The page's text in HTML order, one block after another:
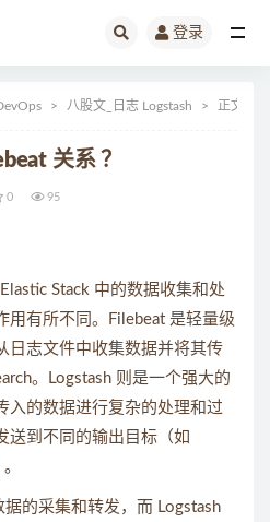
登录
八股文_日志 Logstash 正文
关系 ？
0 95
Stack 中的数据收集和处
用有所不同。Filebeat 是轻量级
日志文件中收集数据并将其传
。Logstash 则是一个强大的
入的数据进行复杂的处理和过
送到不同的输出目标（如
的采集和转发，而 Logstash